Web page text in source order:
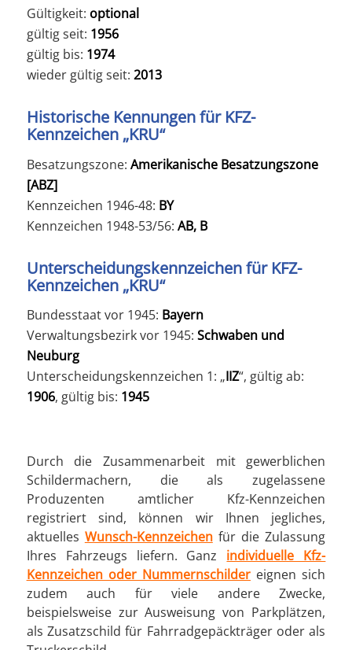
Gültigkeit: optional
gültig seit: 1956
gültig bis: 1974
wieder gültig seit: 2013
Historische Kennungen für KFZ-
Kennzeichen „KRU“
Besatzungszone: Amerikanische Besatzungszone
[ABZ]
Kennzeichen 1946-48: BY
Kennzeichen 1948-53/56: AB, B
Unterscheidungskennzeichen für KFZ-
Kennzeichen „KRU“
Bundesstaat vor 1945: Bayern
Verwaltungsbezirk vor 1945: Schwaben und
Neuburg
Unterscheidungskennzeichen 1: „IIZ“, gültig ab:
1906, gültig bis: 1945
Durch die Zusammenarbeit mit gewerblichen
Schildermachern, die als zugelassene
Produzenten amtlicher Kfz-Kennzeichen
registriert sind, können wir Ihnen jegliches,
aktuelles Wunsch-Kennzeichenfür die Zulassung
Ihres Fahrzeugs liefern. Ganz individuelle Kfz-
Kennzeichen oder Nummernschilder eignen sich
zudem auch für viele andere Zwecke,
beispielsweise zur Ausweisung von Parkplätzen,
als Zusatzschild für Fahrradgepäckträger oder als